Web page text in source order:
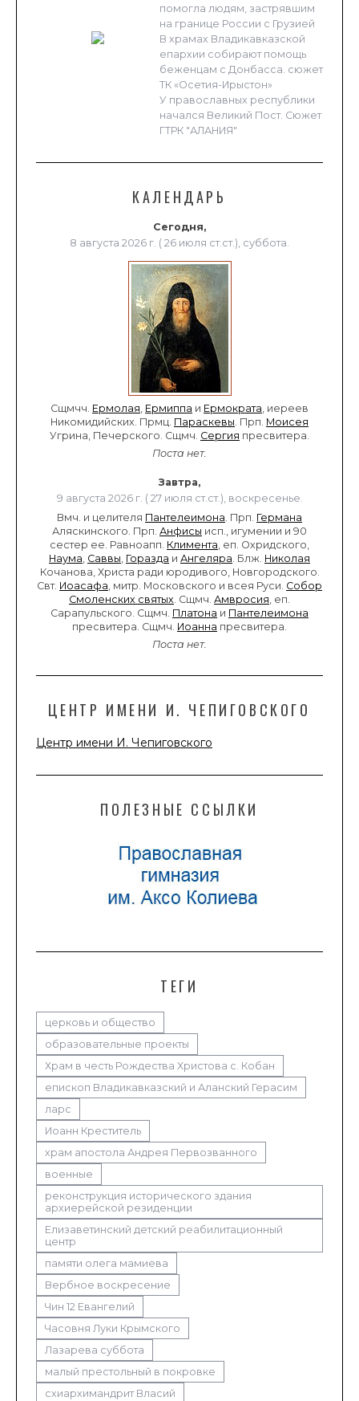
помогла людям, застрявшим
на границе России с Грузией
В храмах Владикавказской
епархии собирают помощь
беженцам с Донбасса. сюжет
ТК «Осетия-Ирыстон»
У православных республики
начался Великий Пост. Сюжет
ГТРК "АЛАНИЯ"
КАЛЕНДАРЬ
Сегодня,
8 августа 2026 г. ( 26 июля ст.ст.), суббота.
Сщмчч. Ермолая Ермиппа и Ермократа , иереев
Никомидийских. Прмц. Параскевы . Прп. Моисея
Угрина, Печерского. Сщмч. Сергия пресвитера.
Поста нет.
Завтра,
9 августа 2026 г. ( 27 июля ст.ст.), воскресенье.
Вмч. и целителя Пантелеимона . Прп. Германа
Аляскинского. Прп. Анфисы исп., игумении и 90
сестер ее. Равноапп. Климента , еп. Охридского,
Наума Саввы Горазда и Ангеляра . Блж. Николая
Кочанова, Христа ради юродивого, Новгородского.
Свт. Иоасафа , митр. Московского и всея Руси. Собор
Смоленских святых . Сщмч. Амвросия , еп.
Сарапульского. Сщмч. Платона и Пантелеимона
пресвитера. Сщмч. Иоанна пресвитера.
Поста нет.
ЦЕНТР ИМЕНИ И. ЧЕПИГОВСКОГО
Центр имени И. Чепиговского
ПОЛЕЗНЫЕ ССЫЛКИ
ТЕГИ
церковь и общество
образовательные проекты
Храм в честь Рождества Христова с. Кобан
епископ Владикавказский и Аланский Герасим
ларс
Иоанн Креститель
храм апостола Андрея Первозванного
военные
реконструкция исторического здания
архиерейской резиденции
Елизаветинский детский реабилитационный
центр
памяти олега мамиева
Вербное воскресение
Чин 12 Евангелий
Часовня Луки Крымского
Лазарева суббота
малый престольный в покровке
схиархимандрит Власий